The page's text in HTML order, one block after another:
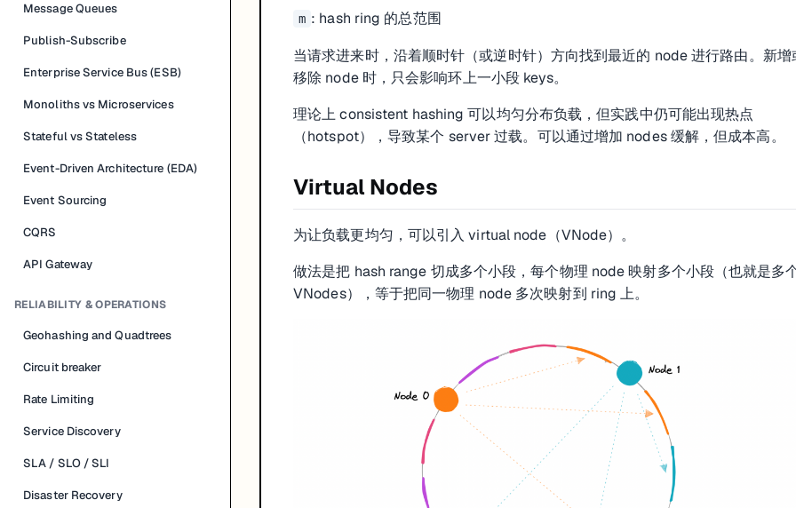
Message Queues
Publish-Subscribe
Enterprise Service Bus (ESB)
Monoliths vs Microservices
Stateful vs Stateless
Event-Driven Architecture (EDA)
Event Sourcing
CQRS
API Gateway
RELIABILITY & OPERATIONS
Geohashing and Quadtrees
Circuit breaker
Rate Limiting
Service Discovery
SLA / SLO / SLI
Disaster Recovery
m : hash ring 的总范围
当请求进来时，沿着顺时针（或逆时针）方向找到最近的 node 进行路由。新增
移除 node 时，只会影响环上一小段 keys。
理论上 consistent hashing 可以均匀分布负载，但实践中仍可能出现热点
（hotspot），导致某个 server 过载。可以通过增加 nodes 缓解，但成本高。
Virtual Nodes
为让负载更均匀，可以引入 virtual node（VNode）。
做法是把 hash range 切成多个小段，每个物理 node 映射多个小段（也就是多
VNodes），等于把同一物理 node 多次映射到 ring 上。